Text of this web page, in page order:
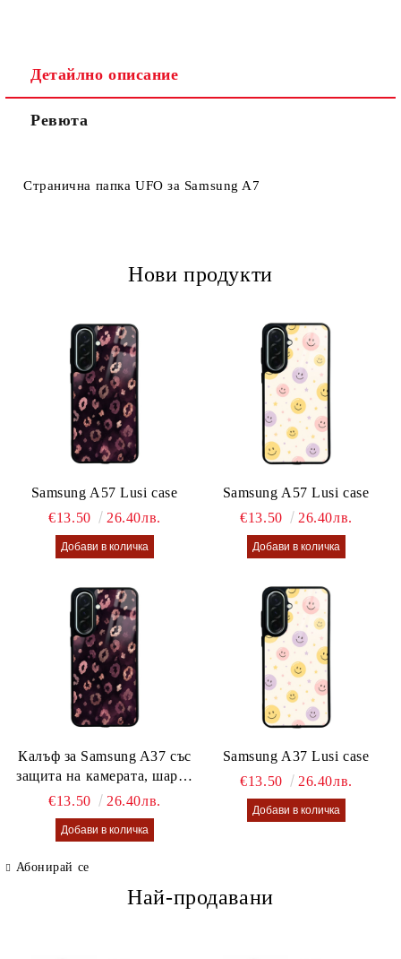
Детайлно описание
Ревюта
Странична папка UFO за Samsung A7
Нови продукти
Samsung A57 Lusi case
€13.50
26.40лв.
Samsung A57 Lusi case
€13.50
26.40лв.
Калъф за Samsung A37 със
защита на камерата, шарен
калъф Lusi case
€13.50 26.40лв.
Samsung A37 Lusi case
€13.50
26.40лв.
Абонирай се
Най-продавани